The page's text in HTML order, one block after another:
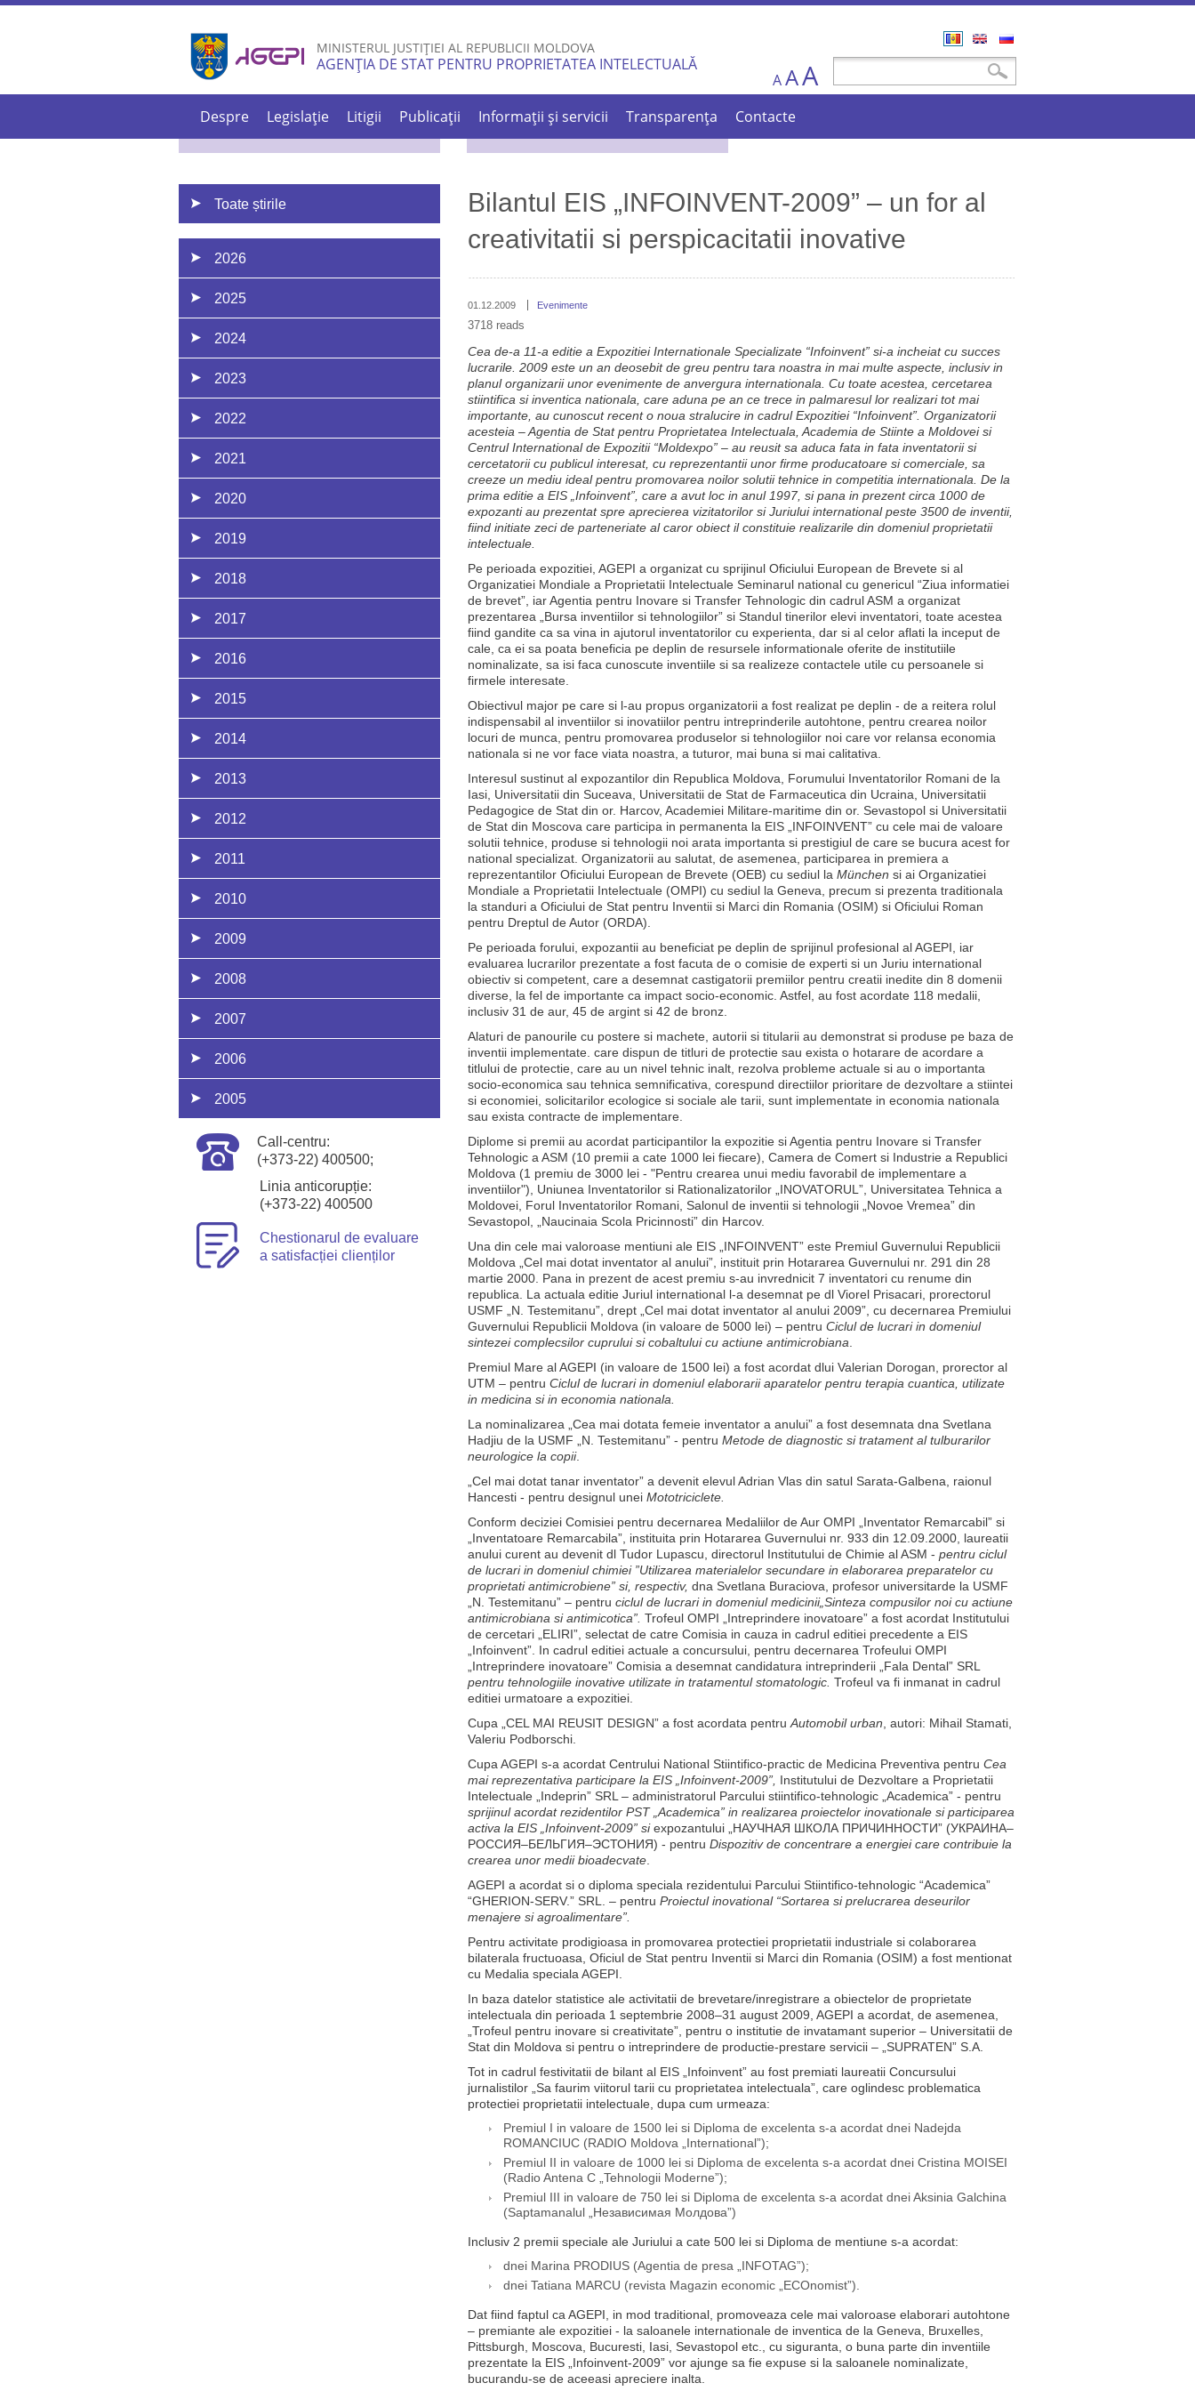
Skip to
content
MINISTERUL JUSTIȚIEI AL REPUBLICII MOLDOVA
AGENȚIA DE STAT PENTRU PROPRIETATEA INTELECTUALĂ Căutare
A AA
Despre Legislație Litigii Publicații Informații și servicii Transparența Contacte
Toate știrile
2026
2025
2024
2023
2022
2021
2020
2019
2018
2017
2016
2015
2014
2013
2012
2011
2010
2009
2008
2007
2006
2005
Call-centru:
(+373-22) 400500;
Linia anticorupție:
(+373-22) 400500
Chestionarul de evaluare
a satisfacției clienților
Bilantul EIS „INFOINVENT-2009” – un for al
creativitatii si perspicacitatii inovative
01.12.2009 Evenimente
Cea de-a 11-a editie a Expozitiei Internationale Specializate “Infoinvent” si-a incheiat cu succes
lucrarile. 2009 este un an deosebit de greu pentru tara noastra in mai multe aspecte, inclusiv in
planul organizarii unor evenimente de anvergura internationala. Cu toate acestea, cercetarea
stiintifica si inventica nationala, care aduna pe an ce trece in palmaresul lor realizari tot mai
importante, au cunoscut recent o noua stralucire in cadrul Expozitiei “Infoinvent”. Organizatorii
acesteia – Agentia de Stat pentru Proprietatea Intelectuala, Academia de Stiinte a Moldovei si
Centrul International de Expozitii “Moldexpo” – au reusit sa aduca fata in fata inventatorii si
cercetatorii cu publicul interesat, cu reprezentantii unor firme producatoare si comerciale, sa
creeze un mediu ideal pentru promovarea noilor solutii tehnice in competitia internationala. De la
prima editie a EIS „Infoinvent”, care a avut loc in anul 1997, si pana in prezent circa 1000 de
expozanti au prezentat spre aprecierea vizitatorilor si Juriului international peste 3500 de inventii,
fiind initiate zeci de parteneriate al caror obiect il constituie realizarile din domeniul proprietatii
intelectuale.
Pe perioada expozitiei, AGEPI a organizat cu sprijinul Oficiului European de Brevete si al
Organizatiei Mondiale a Proprietatii Intelectuale Seminarul national cu genericul “Ziua informatiei
de brevet”, iar Agentia pentru Inovare si Transfer Tehnologic din cadrul ASM a organizat
prezentarea „Bursa inventiilor si tehnologiilor” si Standul tinerilor elevi inventatori, toate acestea
fiind gandite ca sa vina in ajutorul inventatorilor cu experienta, dar si al celor aflati la inceput de
cale, ca ei sa poata beneficia pe deplin de resursele informationale oferite de institutiile
nominalizate, sa isi faca cunoscute inventiile si sa realizeze contactele utile cu persoanele si
firmele interesate.
Obiectivul major pe care si l-au propus organizatorii a fost realizat pe deplin - de a reitera rolul
indispensabil al inventiilor si inovatiilor pentru intreprinderile autohtone, pentru crearea noilor
locuri de munca, pentru promovarea produselor si tehnologiilor noi care vor relansa economia
nationala si ne vor face viata noastra, a tuturor, mai buna si mai calitativa.
Interesul sustinut al expozantilor din Republica Moldova, Forumului Inventatorilor Romani de la
Iasi, Universitatii din Suceava, Universitatii de Stat de Farmaceutica din Ucraina, Universitatii
Pedagogice de Stat din or. Harcov, Academiei Militare-maritime din or. Sevastopol si Universitatii
de Stat din Moscova care participa in permanenta la EIS „INFOINVENT” cu cele mai de valoare
solutii tehnice, produse si tehnologii noi arata importanta si prestigiul de care se bucura acest for
national specializat. Organizatorii au salutat, de asemenea, participarea in premiera a
reprezentantilor Oficiului European de Brevete (OEB) cu sediul la München si ai Organizatiei
Mondiale a Proprietatii Intelectuale (OMPI) cu sediul la Geneva, precum si prezenta traditionala
la standuri a Oficiului de Stat pentru Inventii si Marci din Romania (OSIM) si Oficiului Roman
pentru Dreptul de Autor (ORDA).
Pe perioada forului, expozantii au beneficiat pe deplin de sprijinul profesional al AGEPI, iar
evaluarea lucrarilor prezentate a fost facuta de o comisie de experti si un Juriu international
obiectiv si competent, care a desemnat castigatorii premiilor pentru creatii inedite din 8 domenii
diverse, la fel de importante ca impact socio-economic. Astfel, au fost acordate 118 medalii,
inclusiv 31 de aur, 45 de argint si 42 de bronz.
Alaturi de panourile cu postere si machete, autorii si titularii au demonstrat si produse pe baza de
inventii implementate. care dispun de titluri de protectie sau exista o hotarare de acordare a
titlului de protectie, care au un nivel tehnic inalt, rezolva probleme actuale si au o importanta
socio-economica sau tehnica semnificativa, corespund directiilor prioritare de dezvoltare a stiintei
si economiei, solicitarilor ecologice si sociale ale tarii, sunt implementate in economia nationala
sau exista contracte de implementare.
Diplome si premii au acordat participantilor la expozitie si Agentia pentru Inovare si Transfer
Tehnologic a ASM (10 premii a cate 1000 lei fiecare), Camera de Comert si Industrie a Republici
Moldova (1 premiu de 3000 lei - "Pentru crearea unui mediu favorabil de implementare a
inventiilor"), Uniunea Inventatorilor si Rationalizatorilor „INOVATORUL”, Universitatea Tehnica a
Moldovei, Forul Inventatorilor Romani, Salonul de inventii si tehnologii „Novoe Vremea” din
Sevastopol, „Naucinaia Scola Pricinnosti” din Harcov.
Una din cele mai valoroase mentiuni ale EIS „INFOINVENT” este Premiul Guvernului Republicii
Moldova „Cel mai dotat inventator al anului”, instituit prin Hotararea Guvernului nr. 291 din 28
martie 2000. Pana in prezent de acest premiu s-au invrednicit 7 inventatori cu renume din
republica. La actuala editie Juriul international l-a desemnat pe dl Viorel Prisacari, prorectorul
USMF „N. Testemitanu”, drept „Cel mai dotat inventator al anului 2009”, cu decernarea Premiului
Guvernului Republicii Moldova (in valoare de 5000 lei) – pentru Ciclul de lucrari in domeniul
sintezei complecsilor cuprului si cobaltului cu actiune antimicrobiana.
Premiul Mare al AGEPI (in valoare de 1500 lei) a fost acordat dlui Valerian Dorogan, prorector al
UTM – pentru Ciclul de lucrari in domeniul elaborarii aparatelor pentru terapia cuantica, utilizate
in medicina si in economia nationala.
La nominalizarea „Cea mai dotata femeie inventator a anului” a fost desemnata dna Svetlana
Hadjiu de la USMF „N. Testemitanu” - pentru Metode de diagnostic si tratament al tulburarilor
neurologice la copii.
„Cel mai dotat tanar inventator” a devenit elevul Adrian Vlas din satul Sarata-Galbena, raionul
Hancesti - pentru designul unei Mototriciclete.
Conform deciziei Comisiei pentru decernarea Medaliilor de Aur OMPI „Inventator Remarcabil” si
„Inventatoare Remarcabila”, instituita prin Hotararea Guvernului nr. 933 din 12.09.2000, laureatii
anului curent au devenit dl Tudor Lupascu, directorul Institutului de Chimie al ASM - pentru ciclul
de lucrari in domeniul chimiei ”Utilizarea materialelor secundare in elaborarea preparatelor cu
proprietati antimicrobiene” si, respectiv, dna Svetlana Buraciova, profesor universitarde la USMF
„N. Testemitanu” – pentru ciclul de lucrari in domeniul medicinii„Sinteza compusilor noi cu actiune
antimicrobiana si antimicotica”. Trofeul OMPI „Intreprindere inovatoare” a fost acordat Institutului
de cercetari „ELIRI”, selectat de catre Comisia in cauza in cadrul editiei precedente a EIS
„Infoinvent”. In cadrul editiei actuale a concursului, pentru decernarea Trofeului OMPI
„Intreprindere inovatoare” Comisia a desemnat candidatura intreprinderii „Fala Dental” SRL
pentru tehnologiile inovative utilizate in tratamentul stomatologic. Trofeul va fi inmanat in cadrul
editiei urmatoare a expozitiei.
Cupa „CEL MAI REUSIT DESIGN” a fost acordata pentruAutomobil urban, autori: Mihail Stamati,
Valeriu Podborschi.
Cupa AGEPI s-a acordat Centrului National Stiintifico-practic de Medicina Preventiva pentru Cea
mai reprezentativa participare la EIS „Infoinvent-2009”, Institutului de Dezvoltare a Proprietatii
Intelectuale „Indeprin” SRL – administratorul Parcului stiintifico-tehnologic „Academica” - pentru
sprijinul acordat rezidentilor PST „Academica” in realizarea proiectelor inovationale si participarea
activa la EIS „Infoinvent-2009” siexpozantului „НАУЧНАЯ ШКОЛА ПРИЧИННОСТИ” (УКРАИНА–
РОССИЯ–БЕЛЬГИЯ–ЭСТОНИЯ) - pentru Dispozitiv de concentrare a energiei care contribuie la
crearea unor medii bioadecvate.
AGEPI a acordat si o diploma speciala rezidentului Parcului Stiintifico-tehnologic “Academica”
“GHERION-SERV.” SRL. – pentru Proiectul inovational “Sortarea si prelucrarea deseurilor
menajere si agroalimentare”.
Pentru activitate prodigioasa in promovarea protectiei proprietatii industriale si colaborarea
bilaterala fructuoasa, Oficiul de Stat pentru Inventii si Marci din Romania (OSIM) a fost mentionat
cu Medalia speciala AGEPI.
In baza datelor statistice ale activitatii de brevetare/inregistrare a obiectelor de proprietate
intelectuala din perioada 1 septembrie 2008–31 august 2009, AGEPI a acordat, de asemenea,
„Trofeul pentru inovare si creativitate”, pentru o institutie de invatamant superior – Universitatii de
Stat din Moldova si pentru o intreprindere de productie-prestare servicii – „SUPRATEN” S.A.
Tot in cadrul festivitatii de bilant al EIS „Infoinvent” au fost premiati laureatii Concursului
jurnalistilor „Sa faurim viitorul tarii cu proprietatea intelectuala”, care oglindesc problematica
protectiei proprietatii intelectuale, dupa cum urmeaza:
Premiul I in valoare de 1500 lei si Diploma de excelenta s-a acordat dnei Nadejda
ROMANCIUC (RADIO Moldova „International”);
Premiul II in valoare de 1000 lei si Diploma de excelenta s-a acordat dnei Cristina MOISEI
(Radio Antena C „Tehnologii Moderne”);
Premiul III in valoare de 750 lei si Diploma de excelenta s-a acordat dnei Aksinia Galchina
(Saptamanalul „Независимая Молдова”)
Inclusiv 2 premii speciale ale Juriului a cate 500 lei si Diploma de mentiune s-a acordat:
dnei Marina PRODIUS (Agentia de presa „INFOTAG”);
dnei Tatiana MARCU (revista Magazin economic „ECOnomist”).
Dat fiind faptul ca AGEPI, in mod traditional, promoveaza cele mai valoroase elaborari autohtone
– premiante ale expozitiei - la saloanele internationale de inventica de la Geneva, Bruxelles,
Pittsburgh, Moscova, Bucuresti, Iasi, Sevastopol etc., cu siguranta, o buna parte din inventiile
prezentate la EIS „Infoinvent-2009” vor ajunge sa fie expuse si la saloanele nominalizate,
bucurandu-se de aceeasi apreciere inalta.
3718 reads